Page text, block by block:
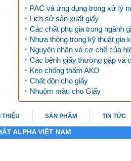
PAC và ứng dụng trong xử lý
Lịch sử sản xuất giấy
Các chất phụ gia trong ngành
Nhựa thông trong kỹ thuật gia
Nguyên nhân và cơ chế của
Các bệnh giấy thường gặp và
Keo chống thấm AKD
Chất độn cho giấy
Nhuộm màu cho Giấy
THIỆU SẢN PHẨM TIN TỨC
ALPHA VIỆT NAM